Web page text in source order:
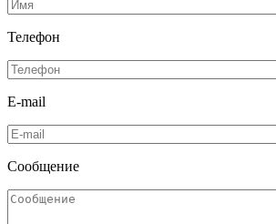
Телефон
E-mail
Сообщение